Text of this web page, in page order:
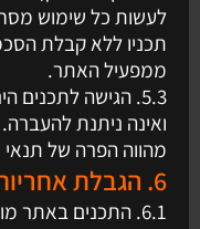
לעשות כל שימוש
תכניו ללא קבלת
ממפעיל האתר.
5.3. הגישה
ואינה ניתנת
מהווה הפרה של
6. הגבלת אחריות